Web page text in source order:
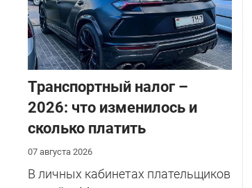
Транспортный налог –
2026: что изменилось и
сколько платить
07 августа 2026
В личных кабинетах плательщиков